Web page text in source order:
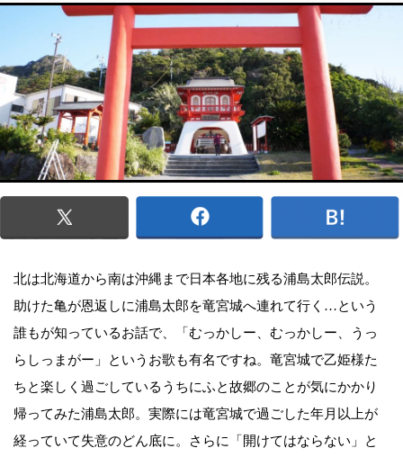
北は北海道から南は沖縄まで日本各地に残る浦島太郎伝説。
助けた亀が恩返しに浦島太郎を竜宮城へ連れて行く…という
誰もが知っているお話で、「むっかしー、むっかしー、うっ
らしっまがー」というお歌も有名ですね。竜宮城で乙姫様た
ちと楽しく過ごしているうちにふと故郷のことが気にかかり
帰ってみた浦島太郎。実際には竜宮城で過ごした年月以上が
経っていて失意のどん底に。さらに「開けてはならない」と